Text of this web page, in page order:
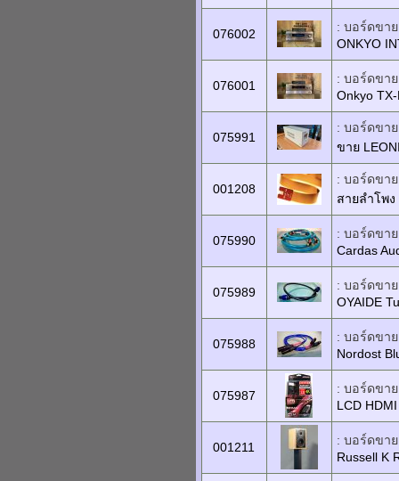
076002
: บอร์ดขาย
ONKYO
076001
: บอร์ดขาย
Onkyo
075991
: บอร์ดขาย
ขาย
001208
: บอร์ดขาย
สายลำโพง
075990
: บอร์ดขาย
Cardas
075989
: บอร์ดขาย
OYAIDE
075988
: บอร์ดขาย
Nordost
075987
: บอร์ดขาย
LCD
001211
: บอร์ดขาย
Russell K